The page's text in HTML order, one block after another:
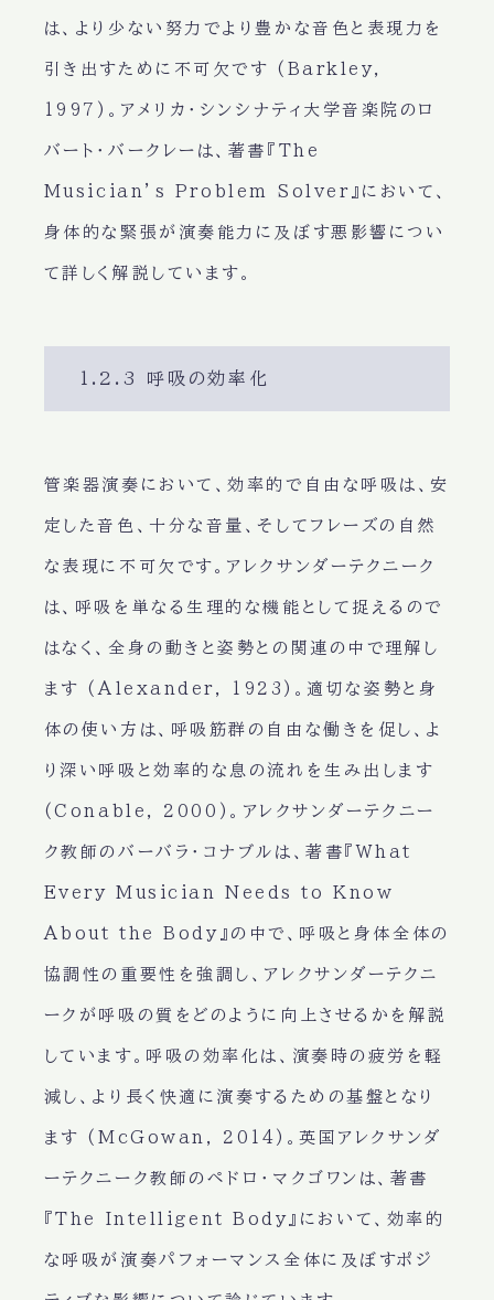
は、より少ない努力でより豊かな音色と表現力を
引き出すために不可欠です (Barkley,
1997)。アメリカ・シンシナティ大学音楽院のロ
バート・バークレーは、著書『The
Musician’s Problem Solver』において、
身体的な緊張が演奏能力に及ぼす悪影響につい
て詳しく解説しています。
1.2.3 呼吸の効率化
管楽器演奏において、効率的で自由な呼吸は、安
定した音色、十分な音量、そしてフレーズの自然
な表現に不可欠です。アレクサンダーテクニーク
は、呼吸を単なる生理的な機能として捉えるので
はなく、全身の動きと姿勢との関連の中で理解し
ます (Alexander, 1923)。適切な姿勢と身
体の使い方は、呼吸筋群の自由な働きを促し、よ
り深い呼吸と効率的な息の流れを生み出します
(Conable, 2000)。アレクサンダーテクニー
ク教師のバーバラ・コナブルは、著書『What
Every Musician Needs to Know
About the Body』の中で、呼吸と身体全体の
協調性の重要性を強調し、アレクサンダーテクニ
ークが呼吸の質をどのように向上させるかを解説
しています。呼吸の効率化は、演奏時の疲労を軽
減し、より長く快適に演奏するための基盤となり
ます (McGowan, 2014)。英国アレクサンダ
ーテクニーク教師のペドロ・マクゴワンは、著書
『The Intelligent Body』において、効率的
な呼吸が演奏パフォーマンス全体に及ぼすポジ